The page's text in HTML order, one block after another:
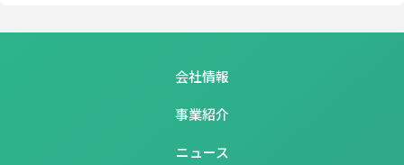
会社情報
事業紹介
ニュース